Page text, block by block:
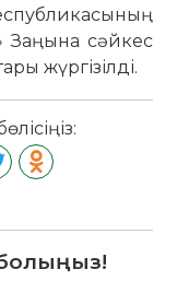
Заңына сәйкес
жүргізілді.
болыңыз!